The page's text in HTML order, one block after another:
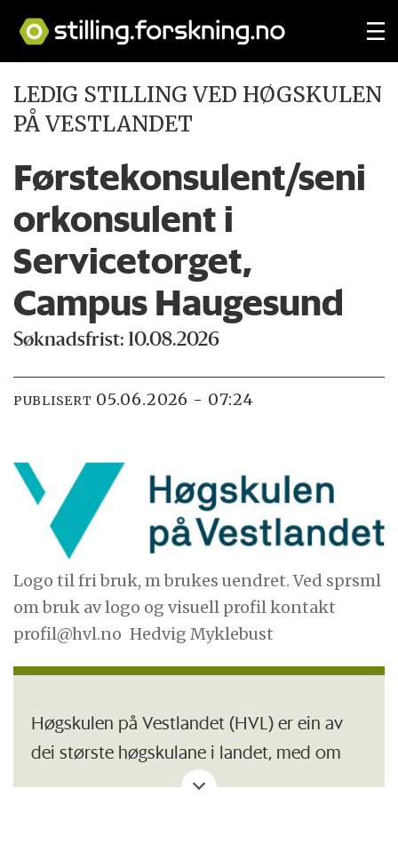
LEDIG STILLING VED HØGSKULEN
PÅ VESTLANDET
Førstekonsulent/seni
orkonsulent i
Servicetorget,
Campus Haugesund
Søknadsfrist: 10.08.2026
PUBLISERT 05.06.2026 - 07:24
Logo til fri bruk, m brukes uendret. Ved sprsml
om bruk av logo og visuell profil kontakt
profil@hvl.no Hedvig Myklebust
Høgskulen på Vestlandet (HVL) er ein av
dei største høgskulane i landet, med om
lag 1 900 tilsette og 16 500 studentar